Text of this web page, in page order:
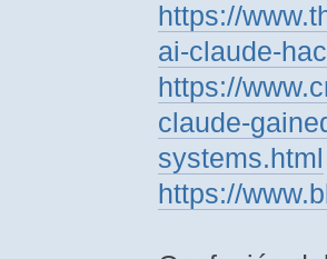
https://
ai-claude-
https://
claude-
systems.html
https://